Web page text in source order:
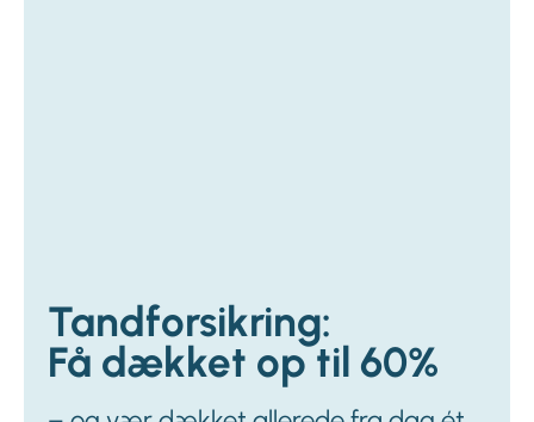
Tandforsikring:
Få dækket op til 60%